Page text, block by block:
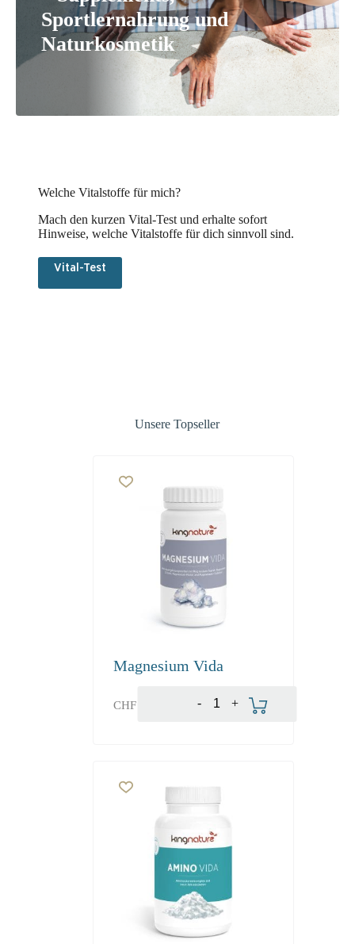
Sportlernahrung und
Naturkosmetik
Welche Vitalstoffe für mich?
Mach den kurzen Vital-Test und erhalte sofort
Hinweise, welche Vitalstoffe für dich sinnvoll sind.
Vital-Test
Unsere Topseller
Magnesium Vida
CHF +
-